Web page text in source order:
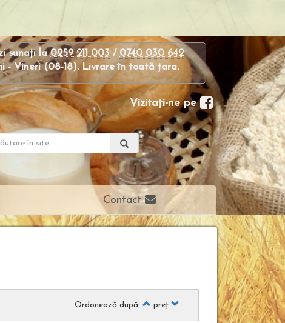
sunaţi la0259 211 003 / 0740 030 642
- Vineri (08-18). Livrare în toată ţara.
Vizitaţi-ne pe
Contact
Ordonează după: preţ